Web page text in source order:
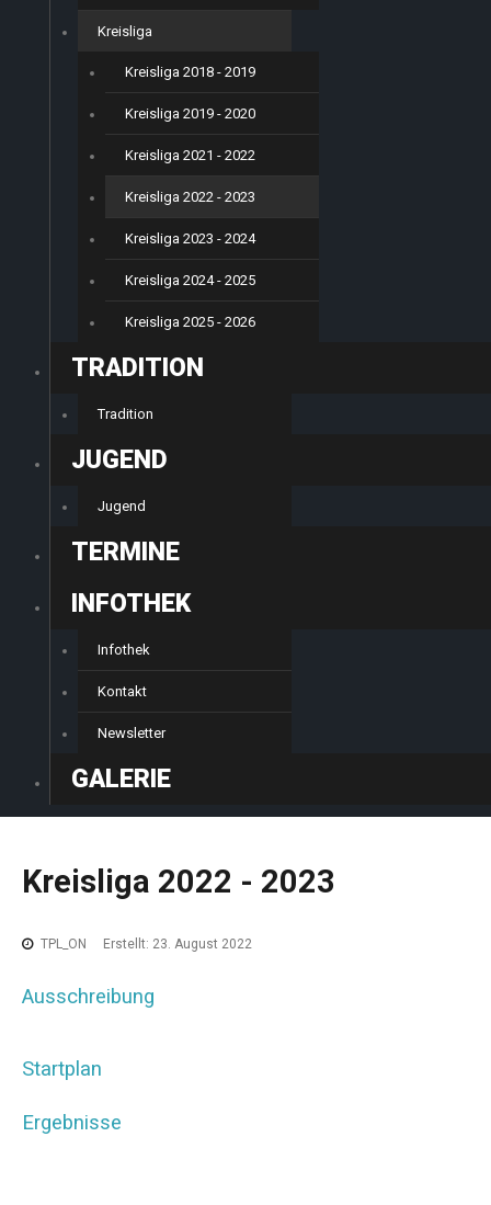
Kreisliga
Kreisliga 2018 - 2019
Kreisliga 2019 - 2020
Kreisliga 2021 - 2022
Kreisliga 2022 - 2023
Kreisliga 2023 - 2024
Kreisliga 2024 - 2025
Kreisliga 2025 - 2026
TRADITION
Tradition
JUGEND
Jugend
TERMINE
INFOTHEK
Infothek
Kontakt
Newsletter
GALERIE
Kreisliga 2022 - 2023
TPL_ON Erstellt: 23. August 2022
Ausschreibung
Startplan
Ergebnisse